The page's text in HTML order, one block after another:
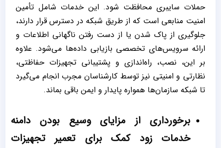
حملات سایبری محافظت شود. این خدمات شامل تأمین
امنیت منابعی است که از طریق شبکه در دسترس قرار دارند،
جلوگیری از پاک شدن یا از دست رفتن ناگهانی اطلاعات و
ارائه سرویس‌های تخصصی بازیابی داده‌ها می‌شود. علاوه
بر این، نصب، راه‌اندازی و پشتیبانی تجهیزات حفاظتی،
نظارتی و امنیتی نیز توسط کارشناسان مجرب انجام می‌گیرد
تا شبکه سازمان‌ها همواره پایدار و ایمن باقی بماند.
برخورداری از مزایای وسیع بودن دامنه
خدمات زود کمک برای تعمیر تجهیزات